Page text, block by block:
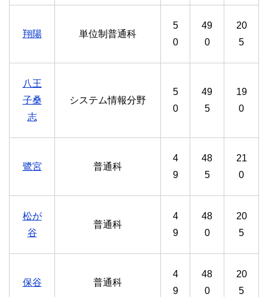
翔陽 単位制普通科
5
0
49
0
20
5
八王
子桑
志
システム情報分野
5
0
49
5
19
0
鷺宮 普通科
4
9
48
5
21
0
松が
谷
普通科
4
9
48
0
20
5
保谷 普通科
4
9
48
0
20
5